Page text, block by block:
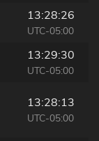
13:28:26
UTC-05:00
13:29:30
UTC-05:00
13:28:13
UTC-05:00